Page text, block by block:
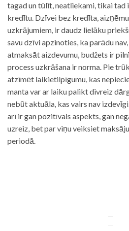
tagad un tūlīt, neatliekami, tikai tad
kredītu. Dzīvei bez kredīta,
uzkrājumiem, ir daudz lielāku
savu dzīvi apzinoties, ka parādu
atmaksāt aizdevumu, budžets ir
process uzkrāšana ir norma. Pie
atzīmēt laikietilpīgumu, kas
manta var ar laiku palikt divreiz
nebūt aktuāla, kas vairs nav
arī ir gan pozitīvais aspekts, gan
uzreiz, bet par viņu veiksiet
periodā.